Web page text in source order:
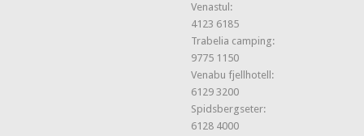
Venastul:
4123 6185
Trabelia camping:
9775 1150
Venabu fjellhotell:
6129 3200
Spidsbergseter:
6128 4000